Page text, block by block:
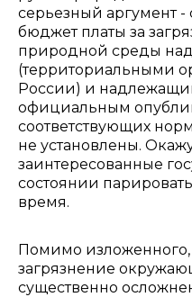
серьезный аргумент
бюджет платы за
природной среды
(территориальными
России) и
официальным
соответствующих
не установлены.
заинтересованные
состоянии
время.
Помимо изложенного,
загрязнение
существенно